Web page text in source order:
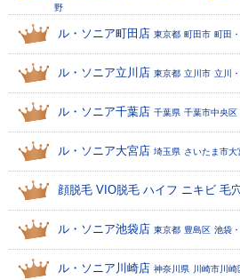
野
ル・ソニア町田店 東京都 町田市 町田
ル・ソニア立川店 東京都 立川市 立川
ル・ソニア千葉店 千葉県 千葉市中央区
ル・ソニア大宮店 埼玉県 さいたま市大
顔脱毛 VIO脱毛 ハイフ ニキビ 毛
ル・ソニア池袋店 東京都 豊島区 池袋
ル・ソニア川崎店 神奈川県 川崎市川崎